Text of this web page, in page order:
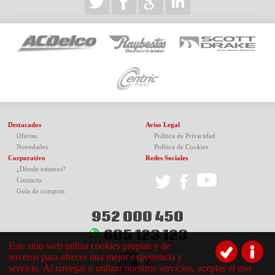
Destacados
Ofertas
Novedades
Corporativo
¿Dónde estamos?
Contacto
Guía de compras
Aviso Legal
Política de Privacidad
Política de Cookies
Redes Sociales
952 000 450
605 123 123
Este sitio web utiliza cookies propias y de
terceros para ofrecer una mejor experiencia y
servicio. Al navegar o utilizar nuestros servicios, aceptas el uso